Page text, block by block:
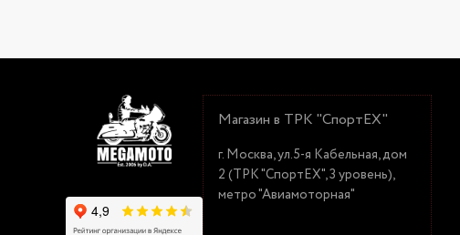
Магазин в ТРК "СпортЕХ"
г. Москва, ул.5-я Кабельная, дом
2 (ТРК "СпортЕХ", 3 уровень),
метро "Авиамоторная"